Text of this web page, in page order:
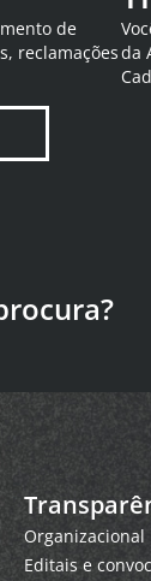
de
reclamaçõesda
Organizacional
Editais e